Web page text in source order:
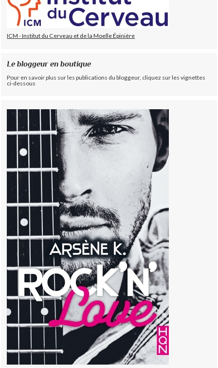
ICM - Institut du Cerveau et de la Moelle Épinière
Le bloggeur en boutique
Pour en savoir plus sur les publications du bloggeur, cliquez sur les vignettes
ci-dessous